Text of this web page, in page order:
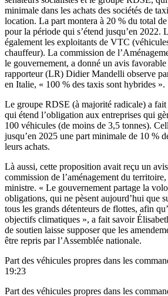
minimale dans les achats des sociétés de
location. La part montera à 20 % du total
pour la période qui s’étend jusqu’en 2022.
également les exploitants de VTC
chauffeur). La commission de
le gouvernement, a donné un avis
rapporteur (LR) Didier Mandelli observe
en Italie, « 100 % des taxis sont hybrides ».
Le groupe RDSE (à majorité radicale) a
qui étend l’obligation aux entreprises qui
100 véhicules (de moins de 3,5 tonnes).
jusqu’en 2025 une part minimale de 10 %
leurs achats.
Là aussi, cette proposition avait reçu un
commission de l’aménagement du territoire,
ministre. « Le gouvernement partage la
obligations, qui ne pèsent aujourd’hui que
tous les grands détenteurs de flottes, afin
objectifs climatiques », a fait savoir
de soutien laisse supposer que les
être repris par l’Assemblée nationale.
Part des véhicules propres dans les
19:23
Part des véhicules propres dans les